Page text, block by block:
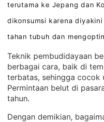
terutama ke Jepang dan
dikonsumsi karena
tahan tubuh dan
Teknik pembudidayaan
berbagai cara, baik di
terbatas, sehingga cocok
Permintaan belut di
tahun.
Dengan demikian,